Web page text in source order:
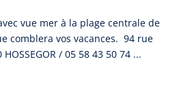
vue mer à la plage centrale de
comblera vos vacances. 94 rue
/ 05 58 43 50 74 ...